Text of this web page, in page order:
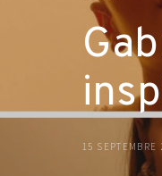
15 SEPTEMBRE